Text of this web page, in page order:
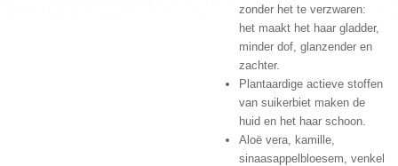
zonder het te verzwaren:
het maakt het haar gladder,
minder dof, glanzender en
zachter.
Plantaardige actieve stoffen
van suikerbiet maken de
huid en het haar schoon.
Aloë vera, kamille,
sinaasappelbloesem, venkel